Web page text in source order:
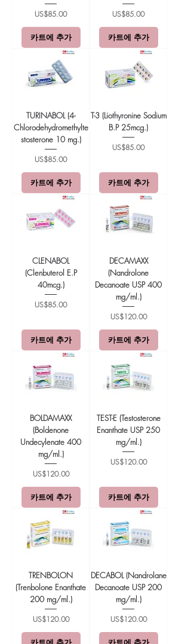
가격
US$85.00
카트에 추가
가격
US$85.00
카트에 추가
TURINABOL (4-
Chlorodehydromethylte
stosterone 10 mg.)
가격
US$85.00
카트에 추가
T-3 (Liothyronine Sodium
B.P 25mcg.)
가격
US$85.00
카트에 추가
CLENABOL
(Clenbuterol E.P
40mcg.)
가격
US$85.00
카트에 추가
DECAMAXX
(Nandrolone
Decanoate USP 400
mg/ml.)
가격
US$120.00
카트에 추가
BOLDAMAXX
(Boldenone
Undecylenate 400
mg/ml.)
가격
US$120.00
카트에 추가
TEST-E (Testosterone
Enanthate USP 250
mg/ml.)
가격
US$120.00
카트에 추가
TRENBOLON
(Trenbolone Enanthate
200 mg/ml.)
가격
US$120.00
DECABOL (Nandrolane
Decanoate USP 200
mg/ml.)
가격
US$120.00